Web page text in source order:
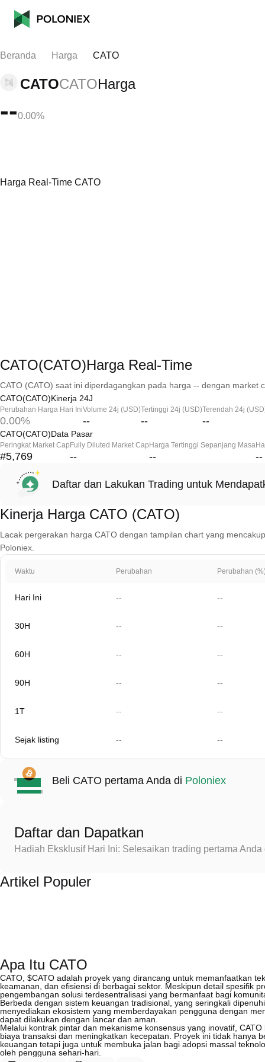
Beranda Harga CATO
CATOCATOHarga
--0.00%
Harga Real-Time CATO
CATO(CATO)Harga Real-Time
CATO (CATO) saat ini diperdagangkan pada harga -- dengan market
CATO(CATO)Kinerja 24J
Perubahan Harga Hari Ini
0.00%
Volume 24j (USD)
--
Tertinggi 24j (USD)
--
Terendah 24j
--
CATO(CATO)Data Pasar
Peringkat Market Cap
#5,769
Fully Diluted Market Cap
--
Harga Tertinggi Sepanjang Masa
-- --
Daftar dan Lakukan Trading untuk
Kinerja Harga CATO (CATO)
Lacak pergerakan harga CATO dengan tampilan chart yang
Poloniex.
Waktu Perubahan Perubahan
Hari Ini -- --
30H -- --
60H -- --
90H -- --
1T -- --
Sejak listing -- --
Beli CATO pertama Anda di Poloniex
Daftar dan Dapatkan
Hadiah Eksklusif Hari Ini: Selesaikan trading pertama
Artikel Populer
Apa Itu CATO
CATO, $CATO adalah proyek yang dirancang untuk memanfaatkan
keamanan, dan efisiensi di berbagai sektor. Meskipun detail spesifik
pengembangan solusi terdesentralisasi yang bermanfaat bagi
Berbeda dengan sistem keuangan tradisional, yang seringkali
menyediakan ekosistem yang memberdayakan pengguna dengan
dapat dilakukan dengan lancar dan aman.
Melalui kontrak pintar dan mekanisme konsensus yang inovatif,
biaya transaksi dan meningkatkan kecepatan. Proyek ini tidak hanya
keuangan tetapi juga untuk membuka jalan bagi adopsi massal
oleh pengguna sehari-hari.